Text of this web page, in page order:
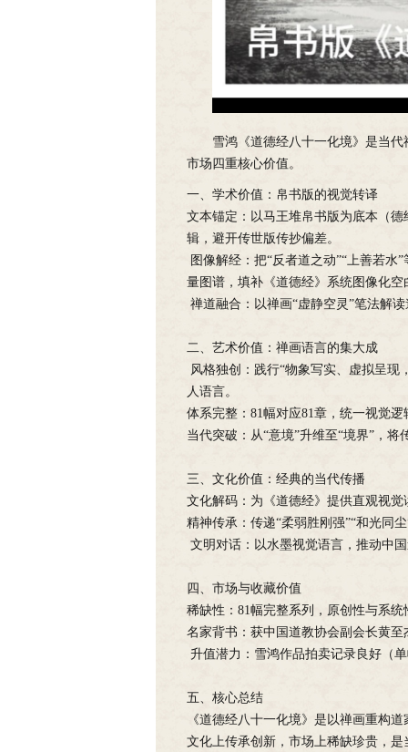
雪鸿《道德经八十一化境》是当
市场四重核心价值。
一、学术价值：帛书版的视觉转译
文本锚定：以马王堆帛书版为底本（
辑，避开传世版传抄偏差。
图像解经：把“反者道之动”“上善若
量图谱，填补《道德经》系统图像化空
禅道融合：以禅画“虚静空灵”笔法解
二、艺术价值：禅画语言的集大成
风格独创：践行“物象写实、虚拟呈现
人语言。
体系完整：81幅对应81章，统一视觉
当代突破：从“意境”升维至“境界”，
三、文化价值：经典的当代传播
文化解码：为《道德经》提供直观视
精神传承：传递“柔弱胜刚强”“和光同
文明对话：以水墨视觉语言，推动中
四、市场与收藏价值
稀缺性：81幅完整系列，原创性与系
名家背书：获中国道教协会副会长黄
升值潜力：雪鸿作品拍卖记录良好（
五、核心总结
《道德经八十一化境》是以禅画重构
文化上传承创新，市场上稀缺珍贵，